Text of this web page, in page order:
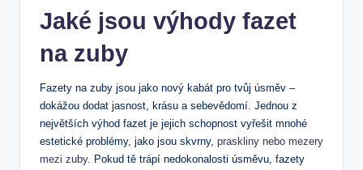
Jaké jsou výhody fazet
na zuby
Fazety na zuby jsou jako nový kabát pro tvůj úsměv –
dokážou dodat jasnost, krásu a sebevědomí. Jednou z
největších výhod fazet je jejich schopnost vyřešit mnohé
estetické problémy, jako jsou skvrny, praskliny nebo mezery
mezi zuby. Pokud tě trápí nedokonalosti úsměvu, fazety